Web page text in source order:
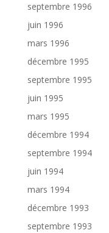
septembre 1996
juin 1996
mars 1996
décembre 1995
septembre 1995
juin 1995
mars 1995
décembre 1994
septembre 1994
juin 1994
mars 1994
décembre 1993
septembre 1993